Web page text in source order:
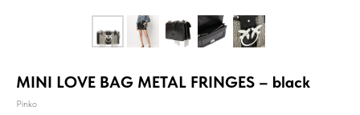
MINI LOVE BAG METAL FRINGES – black
Pinko